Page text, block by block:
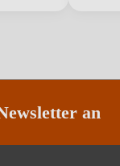
an